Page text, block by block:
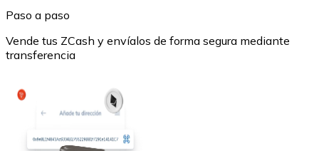
Paso a paso
Vende tus ZCash y envíalos de forma segura mediante
transferencia